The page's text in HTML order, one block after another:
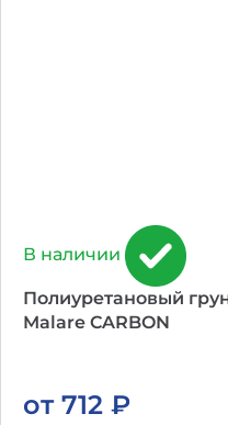
В наличии
Полиуретановый
Malare CARBON
от 712 ₽